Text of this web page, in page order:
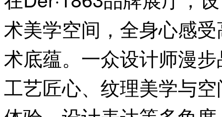
术美学空间，全身心感
术底蕴。一众设计师漫
工艺匠心、纹理美学与